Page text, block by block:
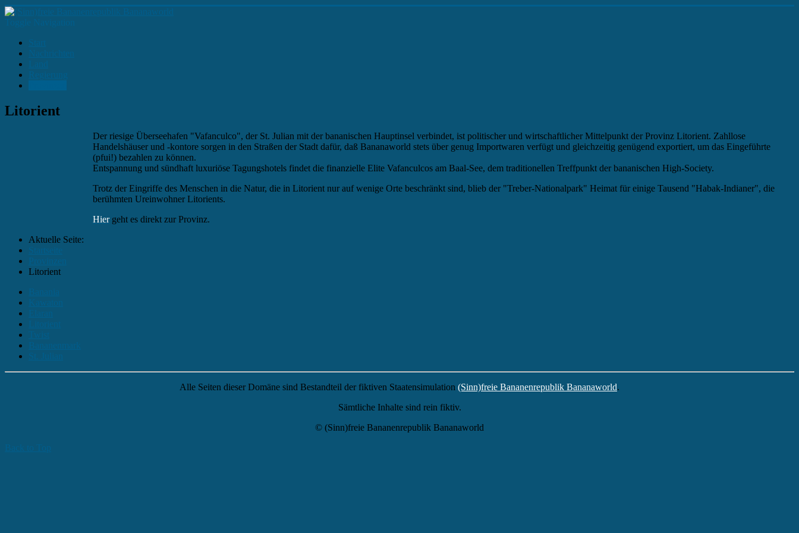
Toggle Navigation
Start
Nachrichten
Land
Regierung
Litorient
Der riesige Überseehafen "Vafanculco", der St. Julian mit der bananischen Hauptinsel verbindet, ist politischer und wirtschaftlicher Mittelpunkt der Provinz Litorient. Zahllose
Handelshäuser und -kontore sorgen in den Straßen der Stadt dafür, daß Bananaworld stets über genug Importwaren verfügt und gleichzeitig genügend exportiert, um das Eingeführte
(pfui!) bezahlen zu können.
Entspannung und sündhaft luxuriöse Tagungshotels findet die finanzielle Elite Vafanculcos am Baal-See, dem traditionellen Treffpunkt der bananischen High-Society.
Trotz der Eingriffe des Menschen in die Natur, die in Litorient nur auf wenige Orte beschränkt sind, blieb der "Treber-Nationalpark" Heimat für einige Tausend "Habak-Indianer", die
berühmten Ureinwohner Litorients.
Hiergeht es direkt zur Provinz.
Aktuelle Seite:
Startseite
Provinzen
Litorient
Banania
Kawaton
Elaran
Litorient
Twist
Bananenmark
St. Julian
Alle Seiten dieser Domäne sind Bestandteil der fiktiven Staatensimulation (Sinn)freie Bananenrepublik Bananaworld.
Sämtliche Inhalte sind rein fiktiv.
© (Sinn)freie Bananenrepublik Bananaworld
Back to Top